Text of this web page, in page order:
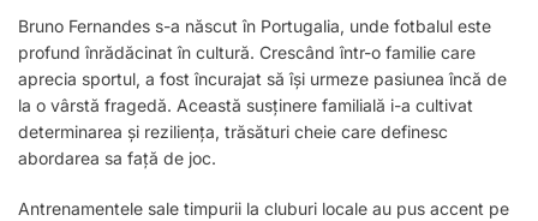
Bruno Fernandes s-a născut în Portugalia, unde fotbalul este
profund înrădăcinat în cultură. Crescând într-o familie care
aprecia sportul, a fost încurajat să își urmeze pasiunea încă de
la o vârstă fragedă. Această susținere familială i-a cultivat
determinarea și reziliența, trăsături cheie care definesc
abordarea sa față de joc.
Antrenamentele sale timpurii la cluburi locale au pus accent pe